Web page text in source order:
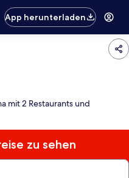
App herunterladen
mit 2 Restaurants und
zu sehen